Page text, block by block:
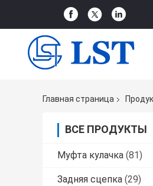
Главная страница
ВСЕ ПРОДУКТЫ
Муфта кулачка (81)
Задняя сцепка (29)